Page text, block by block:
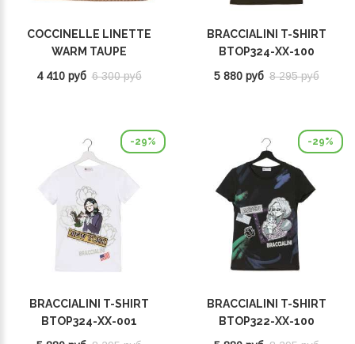
COCCINELLE LINETTE
WARM TAUPE
E7MY9370701N59
4 410 руб 6 300 руб
BRACCIALINI T-SHIRT
BTOP324-XX-100
5 880 руб 8 295 руб
-29%
BRACCIALINI T-SHIRT
BTOP324-XX-001
-29%
BRACCIALINI T-SHIRT
BTOP322-XX-100